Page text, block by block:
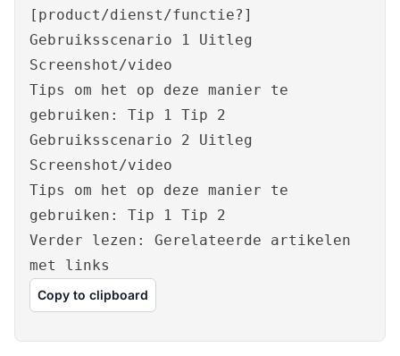
[product/dienst/functie?]
Gebruiksscenario 1 Uitleg
Screenshot/video
Tips om het op deze manier te
gebruiken: Tip 1 Tip 2
Gebruiksscenario 2 Uitleg
Screenshot/video
Tips om het op deze manier te
gebruiken: Tip 1 Tip 2
Verder lezen: Gerelateerde artikelen
met links
Copy to clipboard